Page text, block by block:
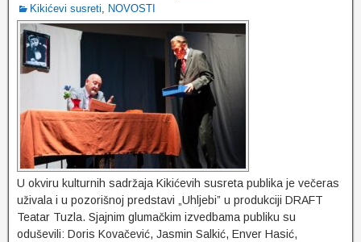
Kikićevi susreti, NOVOSTI
U okviru kulturnih sadržaja Kikićevih susreta publika je večeras
uživala i u pozorišnoj predstavi „Uhljebi” u produkciji DRAFT
Teatar Tuzla. Sjajnim glumačkim izvedbama publiku su
oduševili: Doris Kovačević, Jasmin Salkić, Enver Hasić,